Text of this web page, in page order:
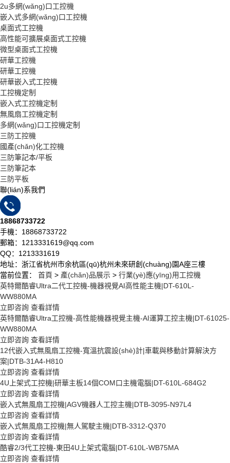
2u多網(wǎng)口工控機
嵌入式多網(wǎng)口工控機
桌面式工控機
高性能可擴展桌面式工控機
微型桌面式工控機
研華工控機
研華工控機
研華嵌入式工控機
工控機定制
嵌入式工控機定制
無風扇工控機定制
多網(wǎng)口工控機定制
三防工控機
國產(chǎn)化工控機
三防筆記本/平板
三防筆記本
三防平板
聯(lián)系我們
18868733722
手機：18868733722
郵箱：1213331619@qq.com
QQ：1213331619
地址：浙江省杭州市余杭區(qū)杭州未來研創(chuàng)園A座三樓
當前位置： 首頁 > 產(chǎn)品展示 > 行業(yè)應(yīng)用工控機
英特爾酷睿Ultra二代工控機-機器視覺AI高性能主機|DT-610L-
WW880MA
立即咨詢 查看詳情
英特爾酷睿Ultra工控機-高性能機器視覺主機-AI運算工控主機|DT-61025-
WW880MA
立即咨詢 查看詳情
12代嵌入式無風扇工控機-寬溫抗震設(shè)計|車載與移動計算解決方
案|DTB-31A4-H810
立即咨詢 查看詳情
4U上架式工控機|研華主板14個COM口主機電腦|DT-610L-684G2
立即咨詢 查看詳情
嵌入式無風扇工控機|AGV機器人工控主機|DTB-3095-N97L4
立即咨詢 查看詳情
嵌入式無風扇工控機|無人駕駛主機|DTB-3312-Q370
立即咨詢 查看詳情
酷睿2/3代工控機-東田4U上架式電腦|DT-610L-WB75MA
立即咨詢 查看詳情